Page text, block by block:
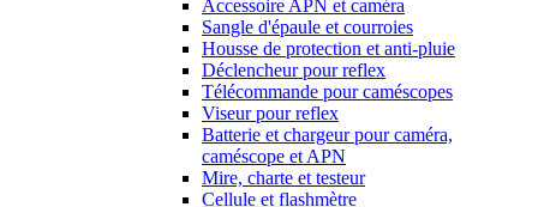
Accessoire APN et caméra
Sangle d'épaule et courroies
Housse de protection et anti-pluie
Déclencheur pour reflex
Télécommande pour caméscopes
Viseur pour reflex
Batterie et chargeur pour caméra,
caméscope et APN
Mire, charte et testeur
Cellule et flashmètre